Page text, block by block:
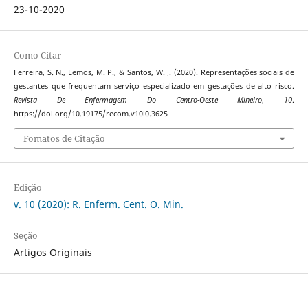
23-10-2020
Como Citar
Ferreira, S. N., Lemos, M. P., & Santos, W. J. (2020). Representações sociais de
gestantes que frequentam serviço especializado em gestações de alto risco.
Revista De Enfermagem Do Centro-Oeste Mineiro, 10.
https://doi.org/10.19175/recom.v10i0.3625
Fomatos de Citação
Edição
v. 10 (2020): R. Enferm. Cent. O. Min.
Seção
Artigos Originais